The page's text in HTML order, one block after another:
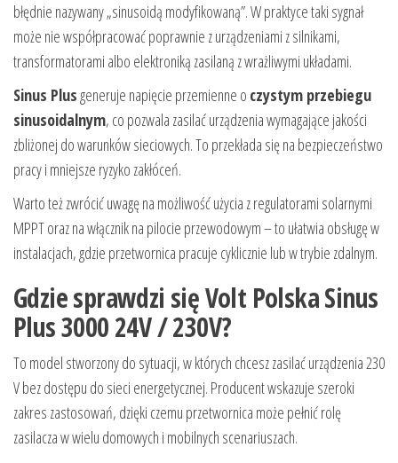
błędnie nazywany „sinusoidą modyfikowaną”. W praktyce taki sygnał
może nie współpracować poprawnie z urządzeniami z silnikami,
transformatorami albo elektroniką zasilaną z wrażliwymi układami.
Sinus Plusgeneruje napięcie przemienne o czystym przebiegu
sinusoidalnym, co pozwala zasilać urządzenia wymagające jakości
zbliżonej do warunków sieciowych. To przekłada się na bezpieczeństwo
pracy i mniejsze ryzyko zakłóceń.
Warto też zwrócić uwagę na możliwość użycia z regulatorami solarnymi
MPPT oraz na włącznik na pilocie przewodowym – to ułatwia obsługę w
instalacjach, gdzie przetwornica pracuje cyklicznie lub w trybie zdalnym.
Gdzie sprawdzi się Volt Polska Sinus
Plus 3000 24V / 230V?
To model stworzony do sytuacji, w których chcesz zasilać urządzenia 230
V bez dostępu do sieci energetycznej. Producent wskazuje szeroki
zakres zastosowań, dzięki czemu przetwornica może pełnić rolę
zasilacza w wielu domowych i mobilnych scenariuszach.